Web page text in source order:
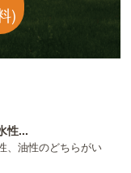
)
性...
、油性のどちらがい